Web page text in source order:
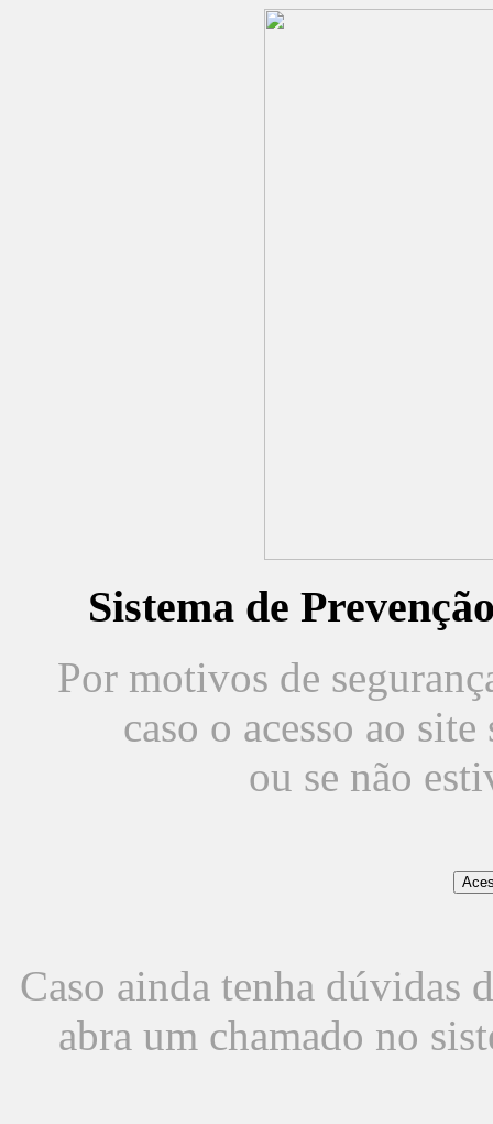
Sistema de
Por motivos de
caso o acesso ao
ou se não
Caso ainda tenha dúvidas
abra um chamado no